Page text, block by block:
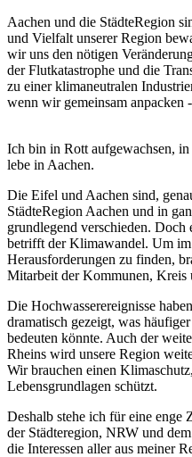
Aachen und die StädteRegion
und Vielfalt unserer Region
wir uns den nötigen
der Flutkatastrophe und die
zu einer klimaneutralen
wenn wir gemeinsam anpacken
Ich bin in Rott aufgewachsen,
lebe in Aachen.
Die Eifel und Aachen sind,
StädteRegion Aachen und in
grundlegend verschieden.
betrifft der Klimawandel. Um
Herausforderungen zu finden,
Mitarbeit der Kommunen, Kreis
Die Hochwasserereignisse
dramatisch gezeigt, was
bedeuten könnte. Auch der
Rheins wird unsere Region
Wir brauchen einen
Lebensgrundlagen schützt.
Deshalb stehe ich für eine enge
der Städteregion, NRW und
die Interessen aller aus meiner